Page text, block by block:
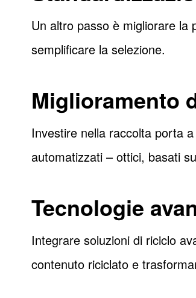
Un altro passo è migliorare la
semplificare la selezione.
Miglioramento
Investire nella raccolta porta
automatizzati – ottici, basati
Tecnologie
Integrare soluzioni di riciclo
contenuto riciclato e